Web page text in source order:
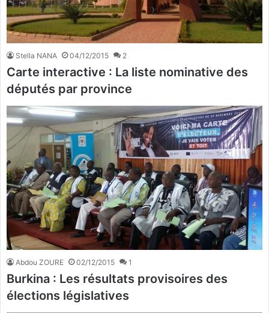
Stella NANA 04/12/2015 2
Carte interactive : La liste nominative des
députés par province
Abdou ZOURE 02/12/2015 1
Burkina : Les résultats provisoires des
élections législatives